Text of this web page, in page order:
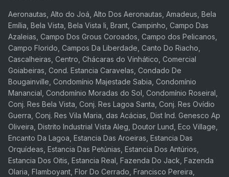
Aeronautas, Alto do Joá, Alto Dos Aeronautas, Amadeus, Bela
Emília, Bela Vista, Bela Vista Ii, Brant, Campinho, Campo Das
Azaleias, Campo Dos Grous Coroados, Campo dos Pelicanos,
Campo Florido, Campos Da Liberdade, Canto Do Riacho,
Cascalheiras, Centro, Chácaras do Vinhático, Comercial
Goiabeiras, Cond. Estancia Caravelas, Condado De
Bougainville, Condomínio Majestade Sabia, Condomínio
Manancial, Condomínio Moradas do Sol, Condomínio Roseiral,
Conj. Res Bela Vista, Conj. Res Lagoa Santa, Conj. Res Ovídio
Guerra, Conj. Res Vila Maria, das Acácias, Dist Ind. Genesco Ap
Oliveira, Distrito Industrial Vista Aleg, Doutor Lund, Eco Village,
Encanto Da Lagoa, Estancia Das Aroeiras, Estancia Das
Orquídeas, Estancia Das Petúnias, Estancia Dos Antúrios,
Estancia Dos Oitis, Estancia Real, Fazenda Do Jack, Fazenda
Olaria, Flamboyant, Flor Do Cerrado, Francisco Pereira,